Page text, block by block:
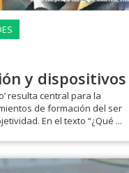
y dispositivos
resulta central para la
de formación del ser
En el texto “¿Qué ...